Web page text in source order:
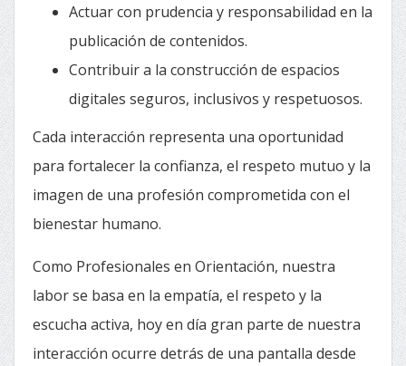
Actuar con prudencia y responsabilidad en la
publicación de contenidos.
Contribuir a la construcción de espacios
digitales seguros, inclusivos y respetuosos.
Cada interacción representa una oportunidad
para fortalecer la confianza, el respeto mutuo y la
imagen de una profesión comprometida con el
bienestar humano.
Como Profesionales en Orientación, nuestra
labor se basa en la empatía, el respeto y la
escucha activa, hoy en día gran parte de nuestra
interacción ocurre detrás de una pantalla desde